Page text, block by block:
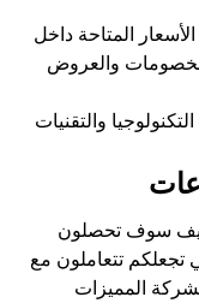
المتاحة داخل
الخصومات والعروض
والتقنيات
سوف تحصلون
تجعلكم تتعاملون مع
المميزات